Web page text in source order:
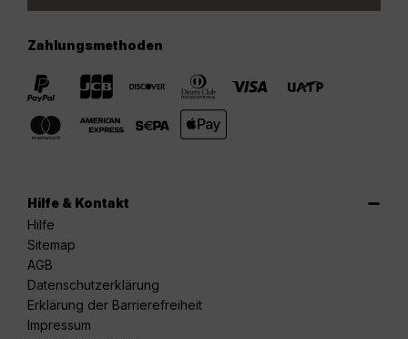
Zahlungsmethoden
Hilfe & Kontakt
Hilfe
Sitemap
AGB
Datenschutzerklärung
Erklärung der Barrierefreiheit
Impressum